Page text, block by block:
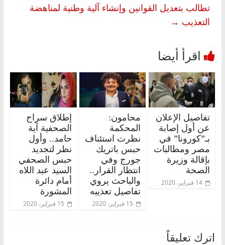
تطالب بتعديل القوانين وإنشاء آلية وطنية لمناهضة
التعذيب →
تفاصيل الإعلان
عن أول إصابة
بـ”كورونا” في
مصر ومطالبات
بإقالة وزيرة
الصحة
14 فبراير، 2020
محامون:
المحكمة
نظرت استئناف
حبس باتريك
جورج وفي
انتظار القرار..
والباحث يروي
تفاصيل تعذيبه
15 فبراير، 2020
إطلاق سراح
الصحفية آية
حامد.. وأول
نظر لتجديد
حبس الصحفي
السيد عبد اللاه
أمام دائرة
المشورة
15 فبراير، 2020
اترك تعليقاً